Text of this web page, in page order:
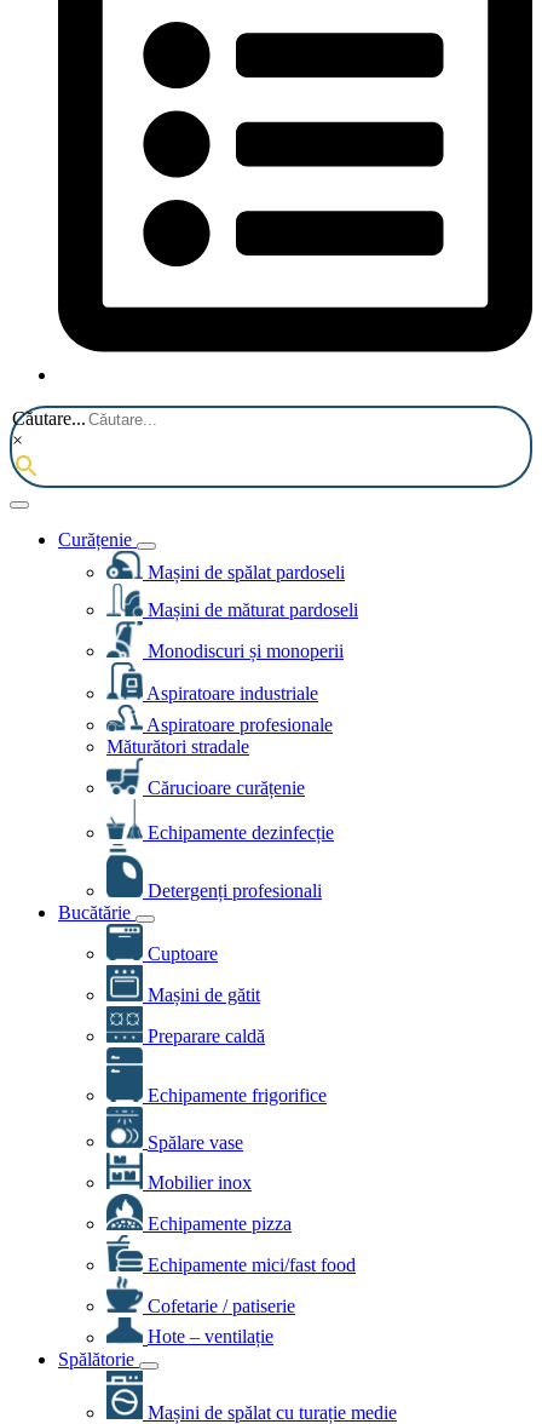
Căutare...
×
Curățenie
Mașini de spălat pardoseli
Mașini de măturat pardoseli
Monodiscuri și monoperii
Aspiratoare industriale
Aspiratoare profesionale
Măturători stradale
Cărucioare curățenie
Echipamente dezinfecție
Detergenți profesionali
Bucătărie
Cuptoare
Mașini de gătit
Preparare caldă
Echipamente frigorifice
Spălare vase
Mobilier inox
Echipamente pizza
Echipamente mici/fast food
Cofetarie / patiserie
Hote – ventilație
Spălătorie
Mașini de spălat cu turație medie